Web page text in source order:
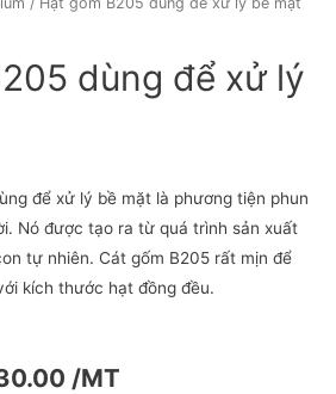
dùng để xử lý
để xử lý bề mặt là phương tiện phun
Nó được tạo ra từ quá trình sản xuất
tự nhiên. Cát gốm B205 rất mịn để
kích thước hạt đồng đều.
/MT